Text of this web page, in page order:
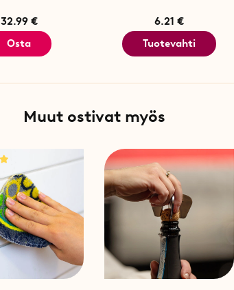
32.99 €
Osta
6.21 €
Tuotevahti
Muut ostivat myös